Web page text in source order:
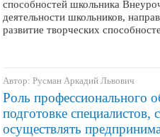
способностей школьника
деятельности школьников,
развитие творческих
Автор: Русман Аркадий Львович
Роль профессионального
подготовке
осуществлять